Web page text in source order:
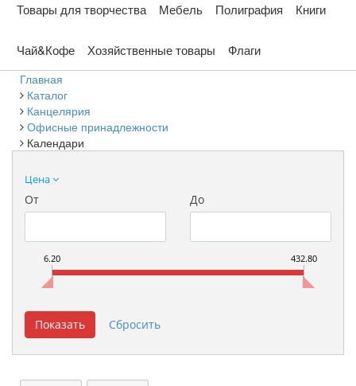
Товары для творчества Мебель Полиграфия Книги
Чай&Кофе Хозяйственные товары Флаги
Главная
Каталог
Канцелярия
Офисные принадлежности
Календари
Цена
От До
6.20 432.80